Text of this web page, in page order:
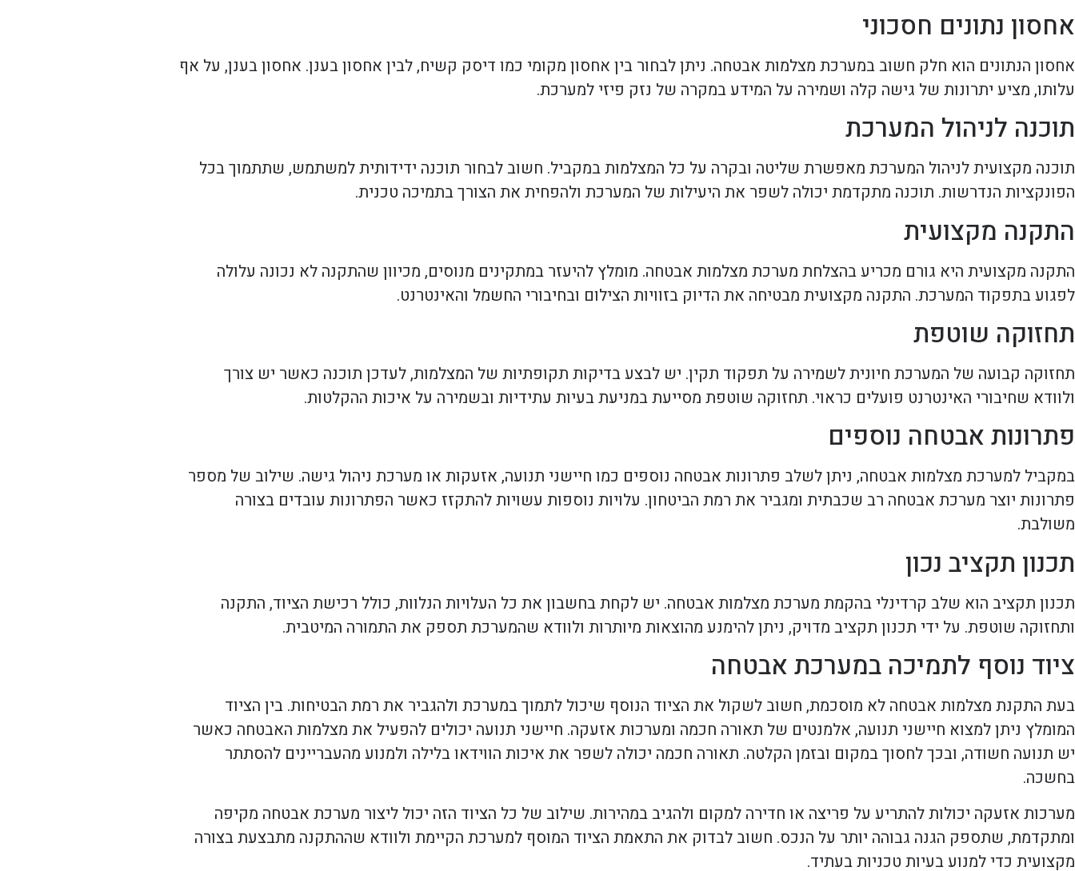
אחסון נתונים חסכוני
אחסון הנתונים הוא חלק חשוב במערכת מצלמות אבטחה. ניתן לבחור בין אחסון מקומי כמו דיסק קשיח, לבין אחסון בענן. אחסון בענן, על אף
עלותו, מציע יתרונות של גישה קלה ושמירה על המידע במקרה של נזק פיזי למערכת.
תוכנה לניהול המערכת
תוכנה מקצועית לניהול המערכת מאפשרת שליטה ובקרה על כל המצלמות במקביל. חשוב לבחור תוכנה ידידותית למשתמש, שתתמוך בכל
הפונקציות הנדרשות. תוכנה מתקדמת יכולה לשפר את היעילות של המערכת ולהפחית את הצורך בתמיכה טכנית.
התקנה מקצועית
התקנה מקצועית היא גורם מכריע בהצלחת מערכת מצלמות אבטחה. מומלץ להיעזר במתקינים מנוסים, מכיוון שהתקנה לא נכונה עלולה
לפגוע בתפקוד המערכת. התקנה מקצועית מבטיחה את הדיוק בזוויות הצילום ובחיבורי החשמל והאינטרנט.
תחזוקה שוטפת
תחזוקה קבועה של המערכת חיונית לשמירה על תפקוד תקין. יש לבצע בדיקות תקופתיות של המצלמות, לעדכן תוכנה כאשר יש צורך
ולוודא שחיבורי האינטרנט פועלים כראוי. תחזוקה שוטפת מסייעת במניעת בעיות עתידיות ובשמירה על איכות ההקלטות.
פתרונות אבטחה נוספים
במקביל למערכת מצלמות אבטחה, ניתן לשלב פתרונות אבטחה נוספים כמו חיישני תנועה, אזעקות או מערכת ניהול גישה. שילוב של מספר
פתרונות יוצר מערכת אבטחה רב שכבתית ומגביר את רמת הביטחון. עלויות נוספות עשויות להתקזז כאשר הפתרונות עובדים בצורה
משולבת.
תכנון תקציב נכון
תכנון תקציב הוא שלב קרדינלי בהקמת מערכת מצלמות אבטחה. יש לקחת בחשבון את כל העלויות הנלוות, כולל רכישת הציוד, התקנה
ותחזוקה שוטפת. על ידי תכנון תקציב מדויק, ניתן להימנע מהוצאות מיותרות ולוודא שהמערכת תספק את התמורה המיטבית.
ציוד נוסף לתמיכה במערכת אבטחה
בעת התקנת מצלמות אבטחה לא מוסכמת, חשוב לשקול את הציוד הנוסף שיכול לתמוך במערכת ולהגביר את רמת הבטיחות. בין הציוד
המומלץ ניתן למצוא חיישני תנועה, אלמנטים של תאורה חכמה ומערכות אזעקה. חיישני תנועה יכולים להפעיל את מצלמות האבטחה כאשר
יש תנועה חשודה, ובכך לחסוך במקום ובזמן הקלטה. תאורה חכמה יכולה לשפר את איכות הווידאו בלילה ולמנוע מהעבריינים להסתתר
בחשכה.
מערכות אזעקה יכולות להתריע על פריצה או חדירה למקום ולהגיב במהירות. שילוב של כל הציוד הזה יכול ליצור מערכת אבטחה מקיפה
ומתקדמת, שתספק הגנה גבוהה יותר על הנכס. חשוב לבדוק את התאמת הציוד המוסף למערכת הקיימת ולוודא שההתקנה מתבצעת בצורה
מקצועית כדי למנוע בעיות טכניות בעתיד.